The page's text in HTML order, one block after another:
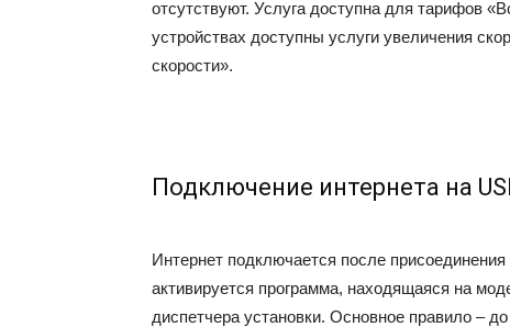
отсутствуют. Услуга доступна для тарифов
устройствах доступны услуги увеличения
скорости».
Подключение интернета на
Интернет подключается после
активируется программа, находящаяся на
диспетчера установки. Основное правило –